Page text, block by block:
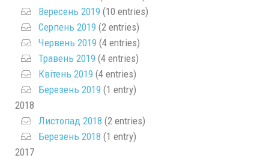
Вересень 2019 (10 entries)
Серпень 2019 (2 entries)
Червень 2019 (4 entries)
Травень 2019 (4 entries)
Квітень 2019 (4 entries)
Березень 2019 (1 entry)
2018
Листопад 2018 (2 entries)
Березень 2018 (1 entry)
2017